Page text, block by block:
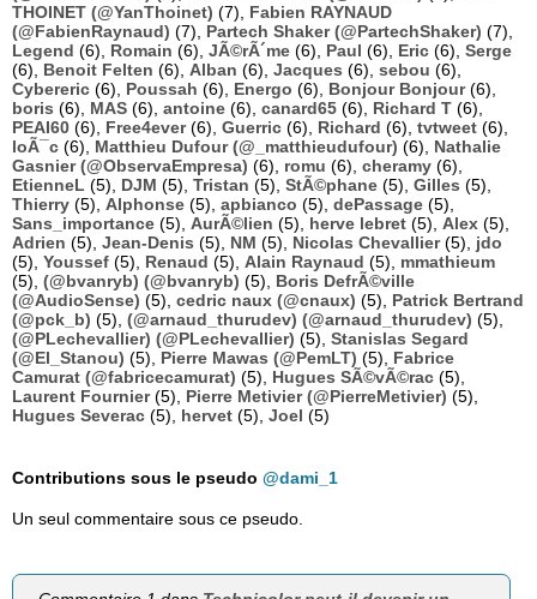
THOINET (@YanThoinet) (7), Fabien RAYNAUD
(@FabienRaynaud) (7), Partech Shaker (@PartechShaker) (7),
Legend (6), Romain (6), JÃ©rÃ´me (6), Paul (6), Eric (6), Serge
(6), Benoit Felten (6), Alban (6), Jacques (6), sebou (6),
Cybereric (6), Poussah (6), Energo (6), Bonjour Bonjour(6),
boris (6), MAS (6), antoine (6), canard65 (6), Richard T (6),
PEAI60 (6), Free4ever(6), Guerric (6), Richard (6), tvtweet (6),
loÃ¯c (6), Matthieu Dufour (@_matthieudufour) (6), Nathalie
Gasnier (@ObservaEmpresa) (6), romu (6), cheramy (6),
EtienneL (5), DJM (5), Tristan (5), StÃ©phane (5), Gilles (5),
Thierry (5), Alphonse (5), apbianco (5), dePassage (5),
Sans_importance (5), AurÃ©lien (5), herve lebret (5), Alex (5),
Adrien (5), Jean-Denis (5), NM (5), Nicolas Chevallier(5), jdo
(5), Youssef (5), Renaud (5), Alain Raynaud (5), mmathieum
(5), (@bvanryb) (@bvanryb) (5), Boris DefrÃ©ville
(@AudioSense) (5), cedric naux (@cnaux) (5), Patrick Bertrand
(@pck_b) (5), (@arnaud_thurudev) (@arnaud_thurudev) (5),
(@PLechevallier) (@PLechevallier) (5), Stanislas Segard
(@El_Stanou) (5), Pierre Mawas (@PemLT) (5), Fabrice
Camurat (@fabricecamurat) (5), Hugues SÃ©vÃ©rac (5),
Laurent Fournier(5), Pierre Metivier (@PierreMetivier) (5),
Hugues Severac (5), hervet (5), Joel (5)
Contributions sous le pseudo @dami_1
Un seul commentaire sous ce pseudo.